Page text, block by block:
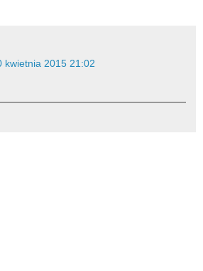
kwietnia 2015 21:02